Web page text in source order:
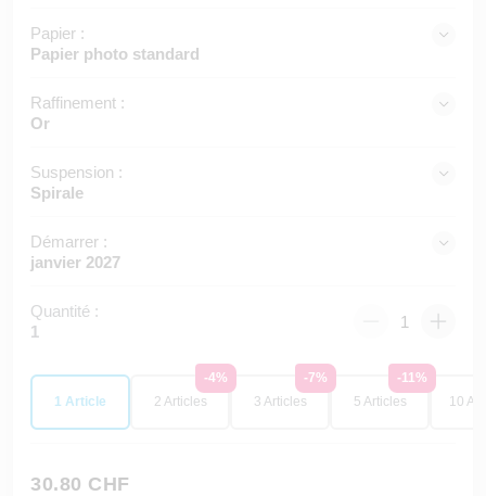
Papier :
Papier photo standard
Raffinement :
Or
Suspension :
Spirale
Démarrer :
janvier 2027
Quantité :
1
1 Article
-4%
2 Articles
-7%
3 Articles
-11%
5 Articles
10
30.80 CHF